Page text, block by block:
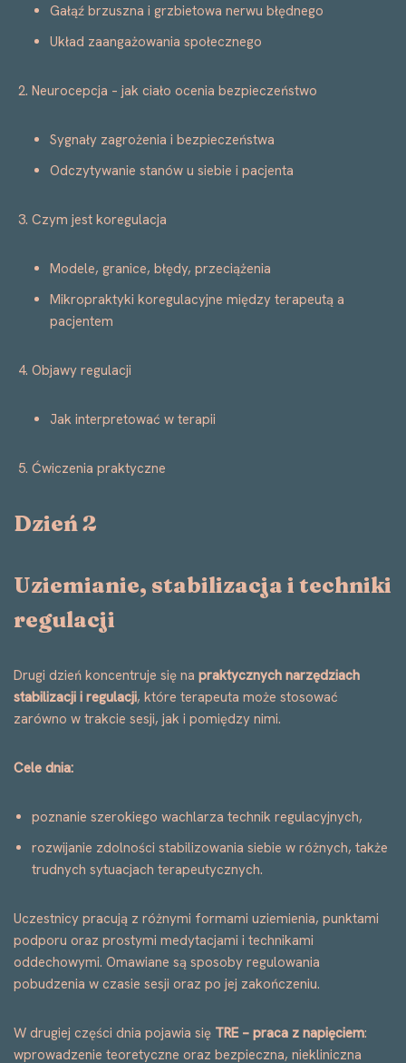
Gałąź brzuszna i grzbietowa nerwu błędnego
Układ zaangażowania społecznego
Neurocepcja – jak ciało ocenia bezpieczeństwo
Sygnały zagrożenia i bezpieczeństwa
Odczytywanie stanów u siebie i pacjenta
Czym jest koregulacja
Modele, granice, błędy, przeciążenia
Mikropraktyki koregulacyjne między terapeutą a
pacjentem
Objawy regulacji
Jak interpretować w terapii
Ćwiczenia praktyczne
Dzień 2
Uziemianie, stabilizacja i techniki
regulacji
Drugi dzień koncentruje się na praktycznych narzędziach
stabilizacji i regulacji, które terapeuta może stosować
zarówno w trakcie sesji, jak i pomiędzy nimi.
Cele dnia:
poznanie szerokiego wachlarza technik regulacyjnych,
rozwijanie zdolności stabilizowania siebie w różnych, także
trudnych sytuacjach terapeutycznych.
Uczestnicy pracują z różnymi formami uziemienia, punktami
podporu oraz prostymi medytacjami i technikami
oddechowymi. Omawiane są sposoby regulowania
pobudzenia w czasie sesji oraz po jej zakończeniu.
W drugiej części dnia pojawia się TRE – praca z napięciem:
wprowadzenie teoretyczne oraz bezpieczna, niekliniczna